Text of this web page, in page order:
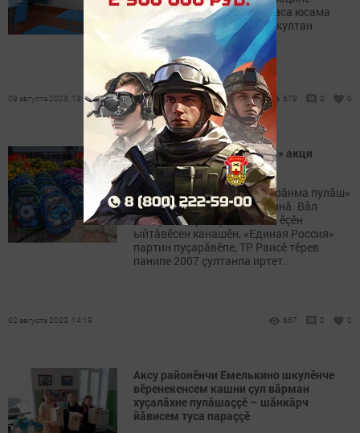
хутшӑнакан Андрей пĕр класа юсама
укçа панă. Вăл хăй те çак шкултан
вĕренсе тухнă.
09 августа 2023, 13:32 679 0 0
«Шкула пуçтарăнма пулăш» акци
пуçланнă
Тутарстанра «Шкула пуçтарăнма пулăш»
ыркăмăллăх акцийӗ пуçланнă. Вăл
Республикăри ыркăмăллăх ӗçӗн
ыйтăвӗсен канашӗн, «Единая Россия»
партин пуçарăвӗпе, ТР Раисӗ тӗрев
панипе 2007 çултанпа иртет.
02 августа 2023, 14:19 667 0 0
Аксу районӗнчи Емелькино шкулӗнче
вӗренекенсем кашни çул вăрман
хуçалăхне пулăшаççӗ – шăнкăрч
йăвисем туса параççӗ